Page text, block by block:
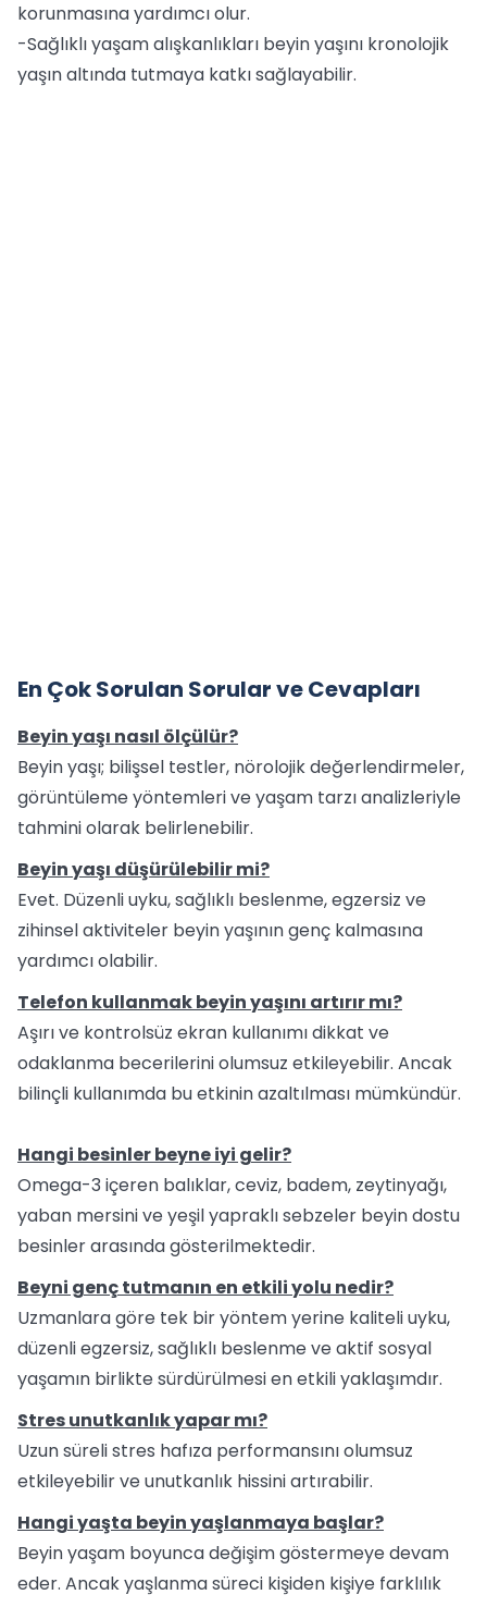
korunmasına yardımcı olur.
-Sağlıklı yaşam alışkanlıkları beyin yaşını kronolojik
yaşın altında tutmaya katkı sağlayabilir.
En Çok Sorulan Sorular ve Cevapları
Beyin yaşı nasıl ölçülür?
Beyin yaşı; bilişsel testler, nörolojik değerlendirmeler,
görüntüleme yöntemleri ve yaşam tarzı analizleriyle
tahmini olarak belirlenebilir.
Beyin yaşı düşürülebilir mi?
Evet. Düzenli uyku, sağlıklı beslenme, egzersiz ve
zihinsel aktiviteler beyin yaşının genç kalmasına
yardımcı olabilir.
Telefon kullanmak beyin yaşını artırır mı?
Aşırı ve kontrolsüz ekran kullanımı dikkat ve
odaklanma becerilerini olumsuz etkileyebilir. Ancak
bilinçli kullanımda bu etkinin azaltılması mümkündür.
Hangi besinler beyne iyi gelir?
Omega-3 içeren balıklar, ceviz, badem, zeytinyağı,
yaban mersini ve yeşil yapraklı sebzeler beyin dostu
besinler arasında gösterilmektedir.
Beyni genç tutmanın en etkili yolu nedir?
Uzmanlara göre tek bir yöntem yerine kaliteli uyku,
düzenli egzersiz, sağlıklı beslenme ve aktif sosyal
yaşamın birlikte sürdürülmesi en etkili yaklaşımdır.
Stres unutkanlık yapar mı?
Uzun süreli stres hafıza performansını olumsuz
etkileyebilir ve unutkanlık hissini artırabilir.
Hangi yaşta beyin yaşlanmaya başlar?
Beyin yaşam boyunca değişim göstermeye devam
eder. Ancak yaşlanma süreci kişiden kişiye farklılık